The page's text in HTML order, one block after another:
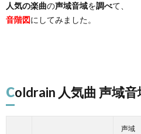
人気の楽曲の声域音域を調べて、
音階図にしてみました。
coldrain 人気曲 声域
声域